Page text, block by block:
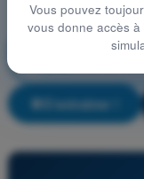
Cellule et
S'entraîner !
Vous pouvez
vous donne accès à